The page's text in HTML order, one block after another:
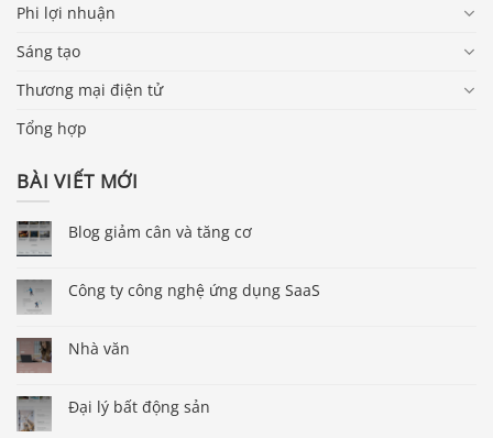
Phi lợi nhuận
Sáng tạo
Thương mại điện tử
Tổng hợp
BÀI VIẾT MỚI
Blog giảm cân và tăng cơ
Công ty công nghệ ứng dụng SaaS
Nhà văn
Đại lý bất động sản